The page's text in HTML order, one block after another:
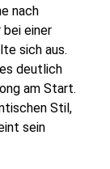
nach
bei einer
sich aus.
deutlich
am Start.
Stil,
sein